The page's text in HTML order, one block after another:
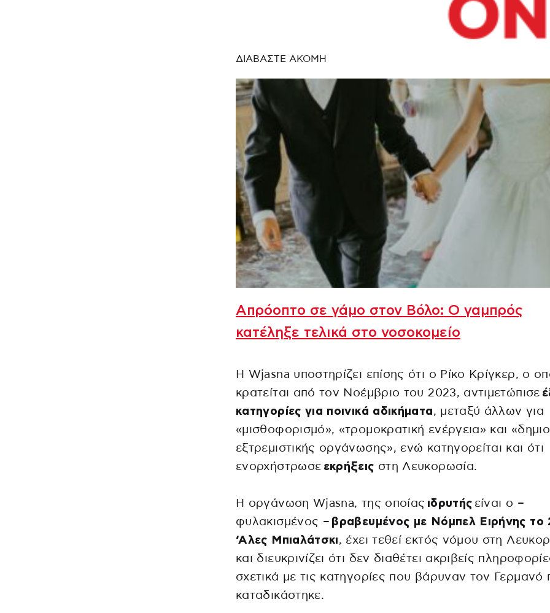
ΔΙΑΒΑΣΤΕ ΑΚΟΜΗ
Απρόοπτο σε γάμο στον Βόλο: Ο γαμπρός
κατέληξε τελικά στο νοσοκομείο
Η Wjasna υποστηρίζει επίσης ότι ο Ρίκο Κρίγκερ, ο
κρατείται από τον Νοέμβριο του 2023, αντιμετώπισε
κατηγορίες για ποινικά αδικήματα, μεταξύ άλλων για
«μισθοφορισμό», «τρομοκρατική ενέργεια» και
εξτρεμιστικής οργάνωσης», ενώ κατηγορείται και ότι
ενορχήστρωσε εκρήξεις στη Λευκορωσία.
Η οργάνωση Wjasna, της οποίας ιδρυτής είναι ο –
φυλακισμένος – βραβευμένος με Νόμπελ Ειρήνης το
‘Αλες Μπιαλάτσκι, έχει τεθεί εκτός νόμου στη
και διευκρινίζει ότι δεν διαθέτει ακριβείς
σχετικά με τις κατηγορίες που βάρυναν τον Γερμανό
καταδικάστηκε.